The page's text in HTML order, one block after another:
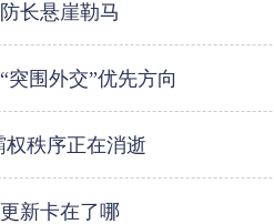
长悬崖勒马
围外交”优先方向
权秩序正在消逝
新卡在了哪